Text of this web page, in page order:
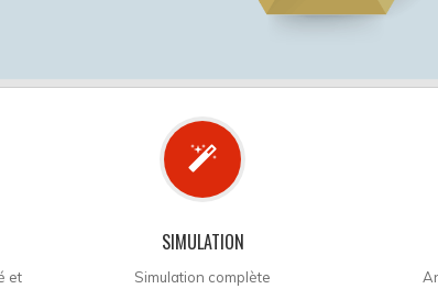
et
SIMULATION
Simulation complète